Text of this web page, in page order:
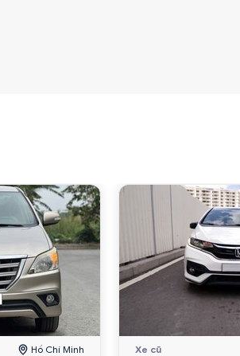
Hồ Chí Minh Xe cũ